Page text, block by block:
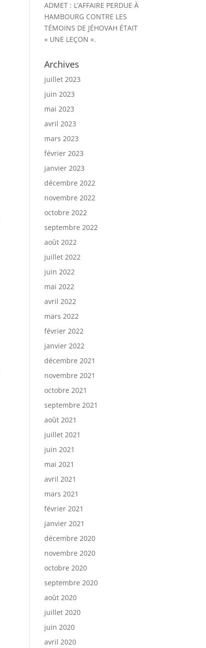
ADMET : L’AFFAIRE PERDUE À
HAMBOURG CONTRE LES
TÉMOINS DE JÉHOVAH ÉTAIT
« UNE LEÇON ».
Archives
juillet 2023
juin 2023
mai 2023
avril 2023
mars 2023
février 2023
janvier 2023
décembre 2022
novembre 2022
octobre 2022
septembre 2022
août 2022
juillet 2022
juin 2022
mai 2022
avril 2022
mars 2022
février 2022
janvier 2022
décembre 2021
novembre 2021
octobre 2021
septembre 2021
août 2021
juillet 2021
juin 2021
mai 2021
avril 2021
mars 2021
février 2021
janvier 2021
décembre 2020
novembre 2020
octobre 2020
septembre 2020
août 2020
juillet 2020
juin 2020
avril 2020